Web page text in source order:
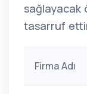
sağlayacak
tasarruf
Firma Adı